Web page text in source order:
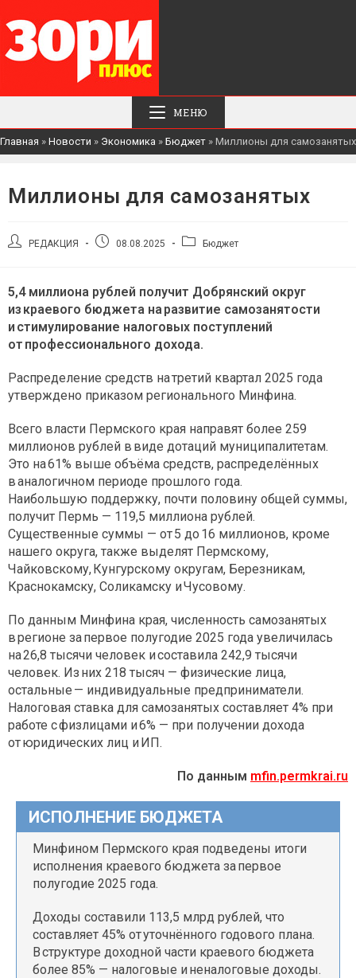
МЕНЮ
Главная » Новости » Экономика » Бюджет » Миллионы для самозанятых
Миллионы для самозанятых
АвторРЕДАКЦИЯ
Запись08.08.2025
Рубрика
Бюджет
5,4 миллиона рублей получит Добрянский округ
из краевого бюджета на развитие самозанятости
и стимулирование налоговых поступлений
от профессионального дохода.
Распределение средств на третий квартал 2025 года
утверждено приказом регионального Минфина.
Всего власти Пермского края направят более 259
миллионов рублей в виде дотаций муниципалитетам.
Это на 61% выше объёма средств, распределённых
в аналогичном периоде прошлого года.
Наибольшую поддержку, почти половину общей суммы,
получит Пермь — 119,5 миллиона рублей.
Существенные суммы — от 5 до 16 миллионов, кроме
нашего округа, также выделят Пермскому,
Чайковскому, Кунгурскому округам, Березникам,
Краснокамску, Соликамску и Чусовому.
По данным Минфина края, численность самозанятых
в регионе за первое полугодие 2025 года увеличилась
на 26,8 тысячи человек и составила 242,9 тысячи
человек. Из них 218 тысяч — физические лица,
остальные — индивидуальные предприниматели.
Налоговая ставка для самозанятых составляет 4% при
работе с физлицами и 6% — при получении дохода
от юридических лиц и ИП.
По данным mfin.permkrai.ru
ИСПОЛНЕНИЕ БЮДЖЕТА
Минфином Пермского края подведены итоги
исполнения краевого бюджета за первое
полугодие 2025 года.
Доходы составили 113,5 млрд рублей, что
составляет 45% от уточнённого годового плана.
В структуре доходной части краевого бюджета
более 85% — налоговые и неналоговые доходы.